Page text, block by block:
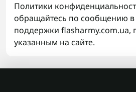
Политики
обращайтесь по сообщению в
поддержки flasharmy.com.ua,
указанным на сайте.